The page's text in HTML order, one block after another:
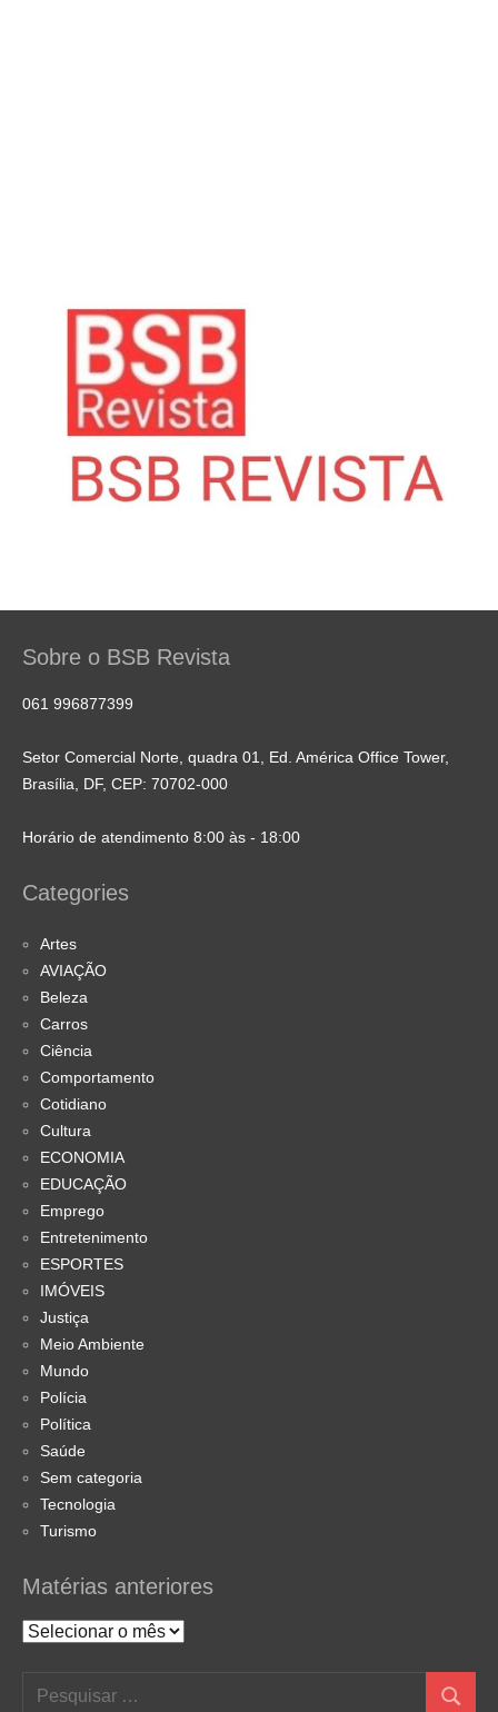
Sobre o BSB Revista
061 996877399
Setor Comercial Norte, quadra 01, Ed. América Office Tower,
Brasília, DF, CEP: 70702-000
Horário de atendimento 8:00 às - 18:00
Categories
Artes
AVIAÇÃO
Beleza
Carros
Ciência
Comportamento
Cotidiano
Cultura
ECONOMIA
EDUCAÇÃO
Emprego
Entretenimento
ESPORTES
IMÓVEIS
Justiça
Meio Ambiente
Mundo
Polícia
Política
Saúde
Sem categoria
Tecnologia
Turismo
Matérias anteriores
Matérias